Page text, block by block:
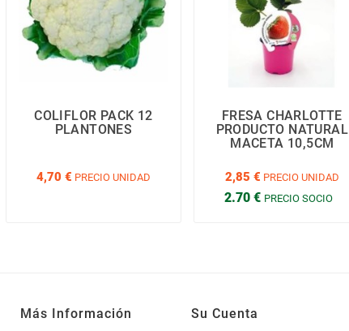
COLIFLOR PACK 12
PLANTONES
4,70 € PRECIO UNIDAD
FRESA CHARLOTTE
PRODUCTO NATURAL
MACETA 10,5CM
2,85 € PRECIO UNIDAD
2.70 € PRECIO SOCIO
Más Información Su Cuenta